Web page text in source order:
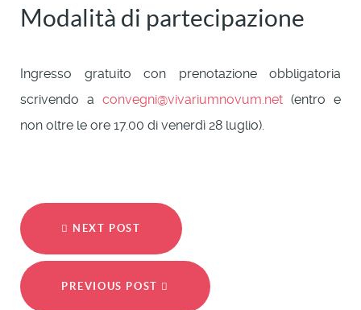
Modalità di partecipazione
Ingresso gratuito con prenotazione obbligatoria
scrivendo a convegni@vivariumnovum.net (entro e
non oltre le ore 17.00 di venerdì 28 luglio).
NEXT POST
PREVIOUS POST